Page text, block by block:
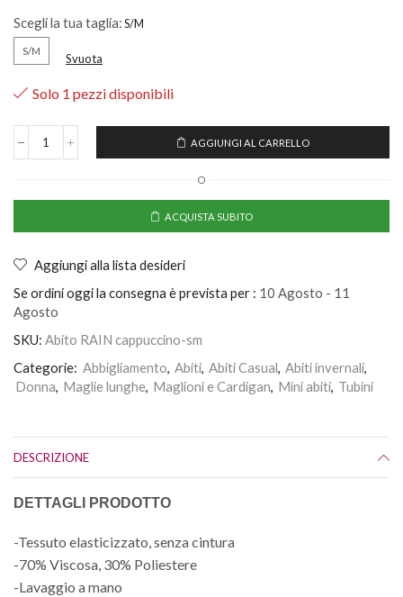
Scegli la tua taglia:
S/M Svuota
Solo 1 pezzi disponibili
AGGIUNGI AL CARRELLO
O
ACQUISTA SUBITO
Aggiungi alla lista desideri
Se ordini oggi la consegna è prevista per : 10 Agosto - 11
Agosto
SKU: Abito RAIN cappuccino-sm
Categorie: Abbigliamento, Abiti, Abiti Casual, Abiti invernali,
Donna, Maglie lunghe, Maglioni e Cardigan, Mini abiti, Tubini
DESCRIZIONE
DETTAGLI PRODOTTO
-Tessuto elasticizzato, senza cintura
-70% Viscosa, 30% Poliestere
-Lavaggio a mano